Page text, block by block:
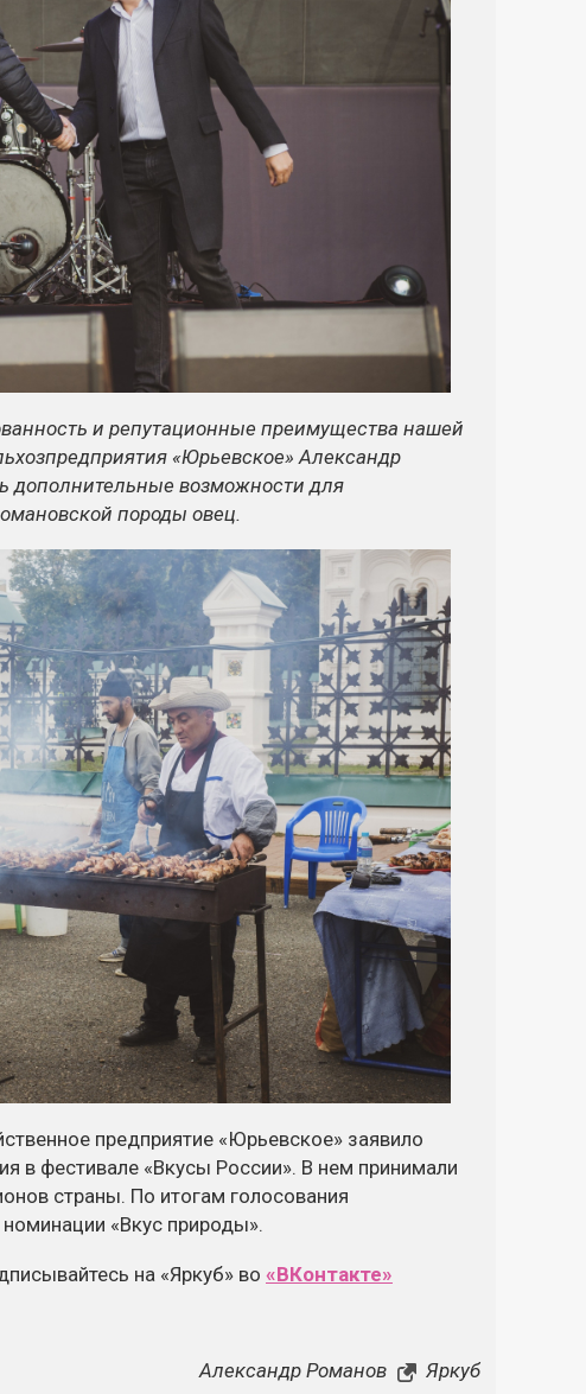
и репутационные преимущества нашей
«Юрьевское» Александр
дополнительные возможности для
породы овец.
предприятие «Юрьевское» заявило
в фестивале «Вкусы России». В нем принимали
страны. По итогам голосования
«Вкус природы».
на «Яркуб» во «ВКонтакте»
Александр Романов Яркуб